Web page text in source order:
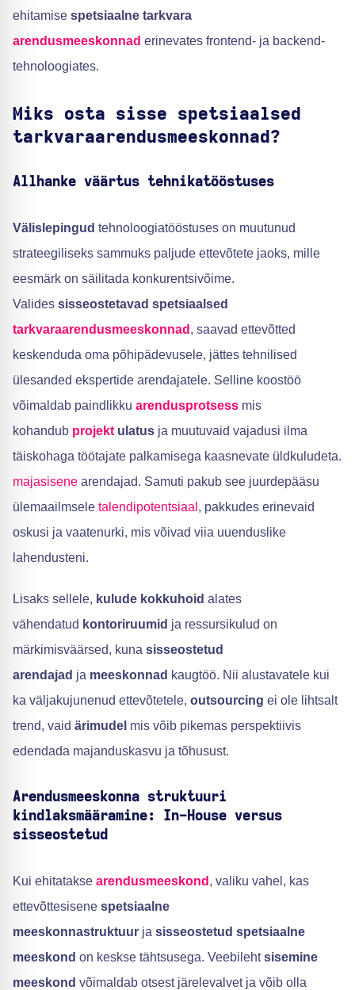
ehitamise spetsiaalne tarkvara
arendusmeeskonnad erinevates frontend- ja backend-
tehnoloogiates.
Miks osta sisse spetsiaalsed
tarkvaraarendusmeeskonnad?
Allhanke väärtus tehnikatööstuses
Välislepingud tehnoloogiatööstuses on muutunud
strateegiliseks sammuks paljude ettevõtete jaoks, mille
eesmärk on säilitada konkurentsivõime.
Valides sisseostetavad spetsiaalsed
tarkvaraarendusmeeskonnad , saavad ettevõtted
keskenduda oma põhipädevusele, jättes tehnilised
ülesanded ekspertide arendajatele. Selline koostöö
võimaldab paindlikku arendusprotsess mis
kohandub projekt ulatus ja muutuvaid vajadusi ilma
täiskohaga töötajate palkamisega kaasnevate üldkuludeta.
majasisene arendajad. Samuti pakub see juurdepääsu
ülemaailmsele talendipotentsiaal , pakkudes erinevaid
oskusi ja vaatenurki, mis võivad viia uuenduslike
lahendusteni.
Lisaks sellele, kulude kokkuhoid alates
vähendatud kontoriruumid ja ressursikulud on
märkimisväärsed, kuna sisseostetud
arendajad ja meeskonnad kaugtöö. Nii alustavatele kui
ka väljakujunenud ettevõtetele, outsourcing ei ole lihtsalt
trend, vaid ärimudel mis võib pikemas perspektiivis
edendada majanduskasvu ja tõhusust.
Arendusmeeskonna struktuuri
kindlaksmääramine: In-House versus
sisseostetud
Kui ehitatakse arendusmeeskond , valiku vahel, kas
ettevõttesisene spetsiaalne
meeskonnastruktuur ja sisseostetud spetsiaalne
meeskond on keskse tähtsusega. Veebilehtsisemine
meeskond võimaldab otsest järelevalvet ja võib olla